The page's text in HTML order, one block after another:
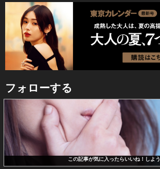
フォローする
この記事が気に入ったらいいね！しよう